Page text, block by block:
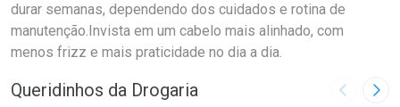
durar semanas, dependendo dos cuidados e rotina de
manutenção.Invista em um cabelo mais alinhado, com
menos frizz e mais praticidade no dia a dia.
Queridinhos da Drogaria Imagem